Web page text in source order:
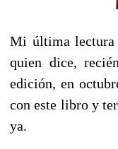
Mi última lectura
quien dice,
edición, en
con este libro y
ya.